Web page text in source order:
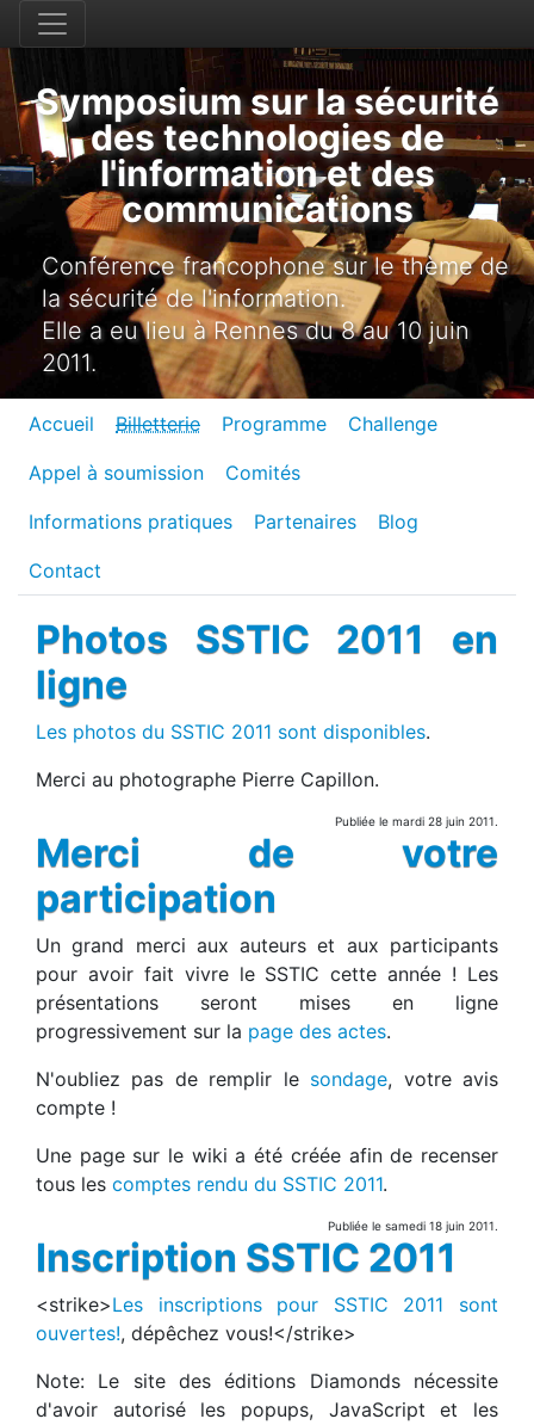
Symposium sur la sécurité
des technologies de
l'information et des
communications
Conférence francophone sur le thème de
la sécurité de l'information.
Elle a eu lieu à Rennes du 8 au 10 juin
2011.
Accueil Billetterie Programme Challenge
Appel à soumission Comités
Informations pratiques Partenaires Blog
Contact
Photos SSTIC 2011 en
ligne
Les photos du SSTIC 2011 sont disponibles.
Merci au photographe Pierre Capillon.
Publiée le mardi 28 juin 2011.
Merci de votre
participation
Un grand merci aux auteurs et aux participants
pour avoir fait vivre le SSTIC cette année ! Les
présentations seront mises en ligne
progressivement sur la page des actes.
N'oubliez pas de remplir le sondage, votre avis
compte !
Une page sur le wiki a été créée afin de recenser
tous les comptes rendu du SSTIC 2011.
Publiée le samedi 18 juin 2011.
Inscription SSTIC 2011
<strike>Les inscriptions pour SSTIC 2011 sont
ouvertes!, dépêchez vous!</strike>
Note: Le site des éditions Diamonds nécessite
d'avoir autorisé les popups, JavaScript et les